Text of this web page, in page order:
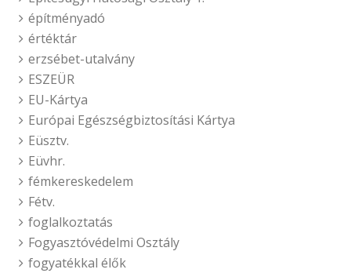
építményadó
értéktár
erzsébet-utalvány
ESZEÜR
EU-Kártya
Európai Egészségbiztosítási Kártya
Eüsztv.
Eüvhr.
fémkereskedelem
Fétv.
foglalkoztatás
Fogyasztóvédelmi Osztály
fogyatékkal élők